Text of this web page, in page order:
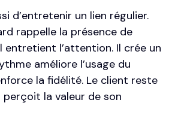
d’entretenir un lien régulier.
rappelle la présence de
entretient l’attention. Il crée un
améliore l’usage du
la fidélité. Le client reste
perçoit la valeur de son